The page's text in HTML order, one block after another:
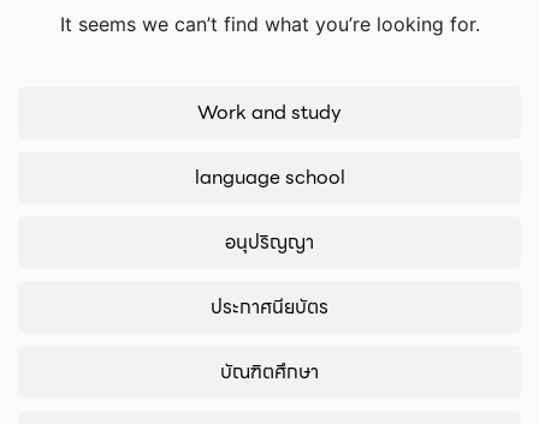
Work and study
language school
อนุปริญญา
ประกาศนียบัตร
บัณฑิตศึกษา
It seems we can’t find what you’re looking for.